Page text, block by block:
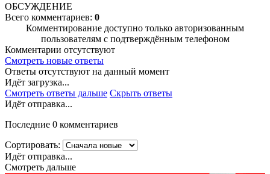
ОБСУЖДЕНИЕ
Всего комментариев: 0
Комментирование доступно только авторизованным
пользователям с подтверждённым телефоном
Комментарии отсутствуют
Смотреть новые ответы
Ответы отсутствуют на данный момент
Идёт загрузка...
Смотреть ответы дальше Скрыть ответы
Идёт отправка...
Последние 0 комментариев
Сортировать:
Идёт отправка...
Смотреть дальше